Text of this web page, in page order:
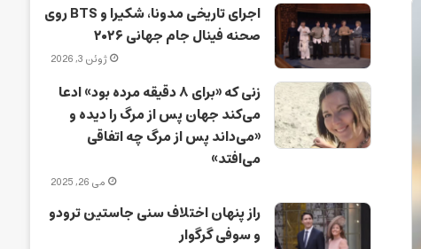
اجرای تاریخی مدونا، شکیرا و BTS روی
صحنه فینال جام جهانی ۲۰۲۶
ژوئن 3, 2026
زنی که «برای ۸ دقیقه مرده بود» ادعا
می‌کند جهان پس از مرگ را دیده و
«می‌داند پس از مرگ چه اتفاقی
می‌افتد»
می 26, 2025
راز پنهان اختلاف سنی جاستین ترودو
و سوفی گرگوار